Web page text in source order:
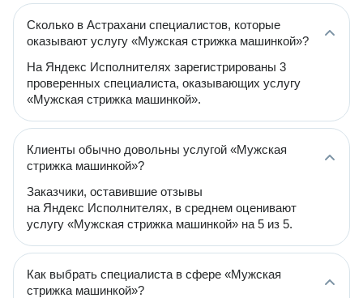
Сколько в Астрахани специалистов, которые
оказывают услугу «Мужская стрижка машинкой»?
На Яндекс Исполнителях зарегистрированы 3
проверенных специалиста, оказывающих услугу
«Мужская стрижка машинкой».
Клиенты обычно довольны услугой «Мужская
стрижка машинкой»?
Заказчики, оставившие отзывы
на Яндекс Исполнителях, в среднем оценивают
услугу «Мужская стрижка машинкой» на 5 из 5.
Как выбрать специалиста в сфере «Мужская
стрижка машинкой»?